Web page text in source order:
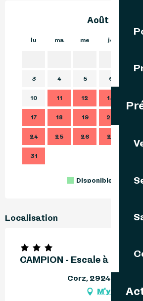
Août 2026
lu ma me je
3 4 5 6
10 11 12 13
17 18 19 20
24 25 26 27
31
Disponible
Localisation
CAMPION - Escale à Korz
Corz, 29242
M'y rendre